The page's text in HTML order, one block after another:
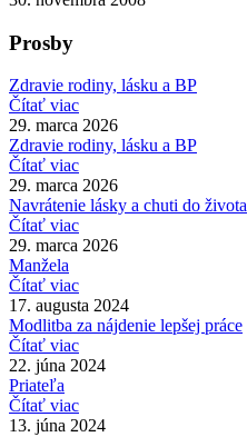
Prosby
Zdravie rodiny, lásku a BP
Čítať viac
29. marca 2026
Zdravie rodiny, lásku a BP
Čítať viac
29. marca 2026
Navrátenie lásky a chuti do života
Čítať viac
29. marca 2026
Manžela
Čítať viac
17. augusta 2024
Modlitba za nájdenie lepšej práce
Čítať viac
22. júna 2024
Priateľa
Čítať viac
13. júna 2024